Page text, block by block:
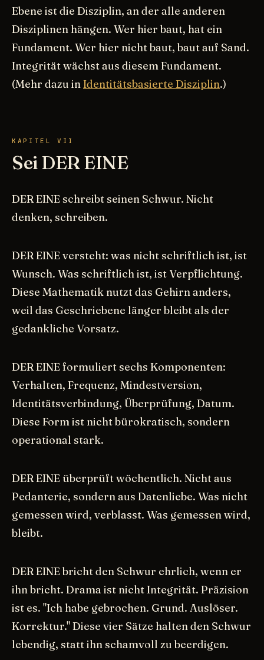
Ebene ist die Disziplin, an der alle anderen
Disziplinen hängen. Wer hier baut, hat ein
Fundament. Wer hier nicht baut, baut auf Sand.
Integrität wächst aus diesem Fundament.
(Mehr dazu inIdentitätsbasierte Disziplin.)
KAPITEL VII
Sei DER EINE
DER EINE schreibt seinen Schwur. Nicht
denken, schreiben.
DER EINE versteht: was nicht schriftlich ist, ist
Wunsch. Was schriftlich ist, ist Verpflichtung.
Diese Mathematik nutzt das Gehirn anders,
weil das Geschriebene länger bleibt als der
gedankliche Vorsatz.
DER EINE formuliert sechs Komponenten:
Verhalten, Frequenz, Mindestversion,
Identitätsverbindung, Überprüfung, Datum.
Diese Form ist nicht bürokratisch, sondern
operational stark.
DER EINE überprüft wöchentlich. Nicht aus
Pedanterie, sondern aus Datenliebe. Was nicht
gemessen wird, verblasst. Was gemessen wird,
bleibt.
DER EINE bricht den Schwur ehrlich, wenn er
ihn bricht. Drama ist nicht Integrität. Präzision
ist es. "Ich habe gebrochen. Grund. Auslöser.
Korrektur." Diese vier Sätze halten den Schwur
lebendig, statt ihn schamvoll zu beerdigen.